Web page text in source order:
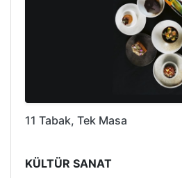
11 Tabak, Tek Masa
KÜLTÜR SANAT